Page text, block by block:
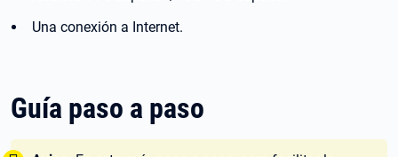
Una conexión a Internet.
Guía paso a paso